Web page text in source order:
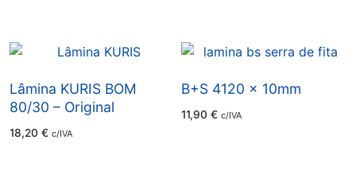
Lâmina KURIS BOM
80/30 – Original
18,20 € c/IVA
B+S 4120 x 10mm
11,90 € c/IVA